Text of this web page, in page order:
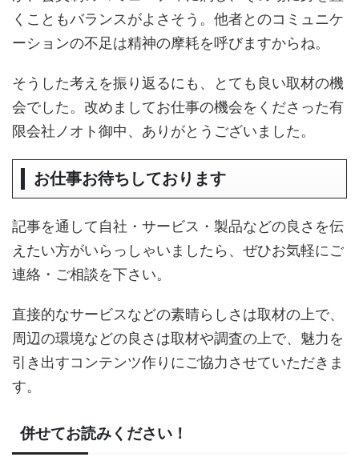
くこともバランスがよさそう。他者とのコミュニケ
ーションの不足は精神の摩耗を呼びますからね。
そうした考えを振り返るにも、とても良い取材の機
会でした。改めましてお仕事の機会をくださった有
限会社ノオト御中、ありがとうございました。
お仕事お待ちしております
記事を通して自社・サービス・製品などの良さを伝
えたい方がいらっしゃいましたら、ぜひお気軽にご
連絡・ご相談を下さい。
直接的なサービスなどの素晴らしさは取材の上で、
周辺の環境などの良さは取材や調査の上で、魅力を
引き出すコンテンツ作りにご協力させていただきま
す。
併せてお読みください！